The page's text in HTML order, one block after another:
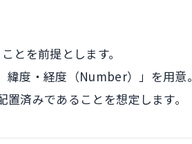
とを前提とします。
度・経度（Number）」を用意。
済みであることを想定します。